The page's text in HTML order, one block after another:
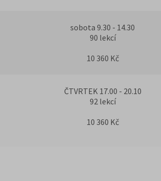
sobota 9.30 - 14.30
90 lekcí
10 360 Kč
ČTVRTEK 17.00 - 20.10
92 lekcí
10 360 Kč